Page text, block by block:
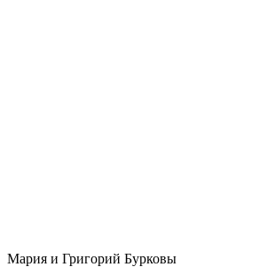
Мария и Григорий Бурковы